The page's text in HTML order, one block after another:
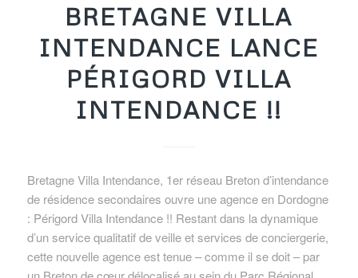
BRETAGNE VILLA
INTENDANCE LANCE
PÉRIGORD VILLA
INTENDANCE !!
Bretagne Villa Intendance, 1er réseau Breton d’intendance
de résidence secondaires ouvre une agence en Dordogne
: Périgord Villa Intendance !! Restant dans la dynamique
d’un service qualitatif de veille et services de conciergerie,
cette nouvelle agence est tenue – comme il se doit – par